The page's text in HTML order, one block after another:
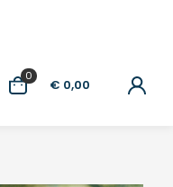
0
€ 0,00